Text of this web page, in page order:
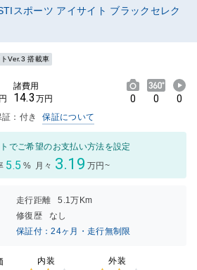
スポーツ アイサイト ブラックセレク
Ver.3 搭載車
諸費用
14.3 万円 0 0 0
：付き 保証について
でご希望のお支払い方法を設定
5.5 % 月々 3.19 万円~
走行距離
5.1万Km
修復歴
なし
保証付：24ヶ月・走行無制限
内装 外装